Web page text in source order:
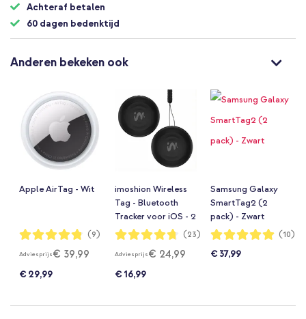
Achteraf betalen
60 dagen bedenktijd
Anderen bekeken ook
Apple AirTag - Wit
Waardering:
96%
(9)
Adviesprijs€ 39,99
€ 29,99
imoshion Wireless
Tag - Bluetooth
Tracker voor iOS - 2
pack - Zwart
Waardering:
94%
(23)
Adviesprijs€ 24,99
€ 16,99
Samsung Galaxy
SmartTag2 (2
pack) - Zwart
Waardering:
100%
(10)
€ 37,99